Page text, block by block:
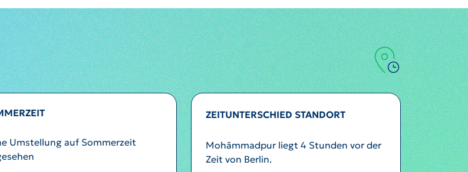
Umstellung auf Sommerzeit
ZEITUNTERSCHIED STANDORT
Mohāmmadpur liegt 4 Stunden vor der
Zeit von Berlin.